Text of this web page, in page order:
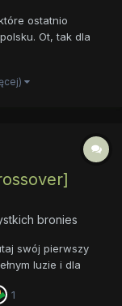
ostatnio
Ot, tak dla
to jest
w świ...
bronies
swój pierwszy
luzie i dla
że w ramach
1